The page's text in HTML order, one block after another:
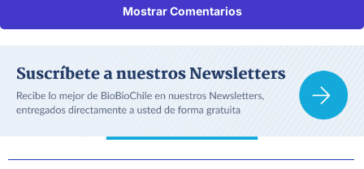
Mostrar Comentarios